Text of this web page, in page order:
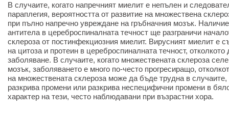
В случаите, когато напречният миелит е непълен и
параплегия, вероятността от развитие на множествена
при пълно напречно увреждане на гръбначния мозък.
антитела в цереброспиналната течност ще разграничи
склероза от постинфекциозния миелит. Вирусният миелит е
на цитоза и протеин в цереброспиналната течност,
заболяване. В случаите, когато множествената склероза
мозък, заболяването е много по-често прогресиращо,
на множествената склероза може да бъде трудна в
разкрива промени или разкрива неспецифични промени в
характер на тези, често наблюдавани при възрастни хора.